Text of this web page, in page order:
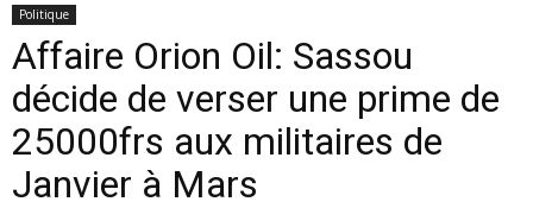
Politique
Affaire Orion Oil: Sassou
décide de verser une prime de
25000frs aux militaires de
Janvier à Mars